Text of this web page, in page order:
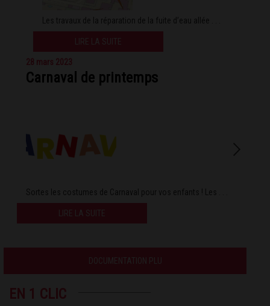
Les travaux de la réparation de la fuite d’eau allée . . .
LIRE LA SUITE
28 mars 2023
Carnaval de printemps
Sortes les costumes de Carnaval pour vos enfants ! Les . . .
LIRE LA SUITE
DOCUMENTATION PLU
EN 1 CLIC